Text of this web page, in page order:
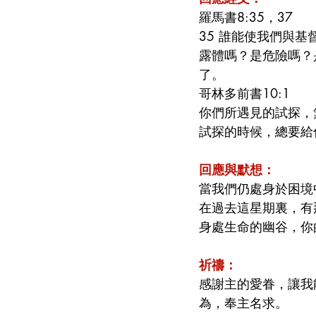
羅馬書8:35，37
35 誰能使我們與基
露體嗎？是危險嗎
了。
哥林多前書10:1
你們所遇見的試探
試探的時候，總要給
回應與默想：
當我們仍處身於困
在過去這星期裏，
身處生命的幽谷，
祈禱：
感謝主的愛眷，讓
為，奉主名求。